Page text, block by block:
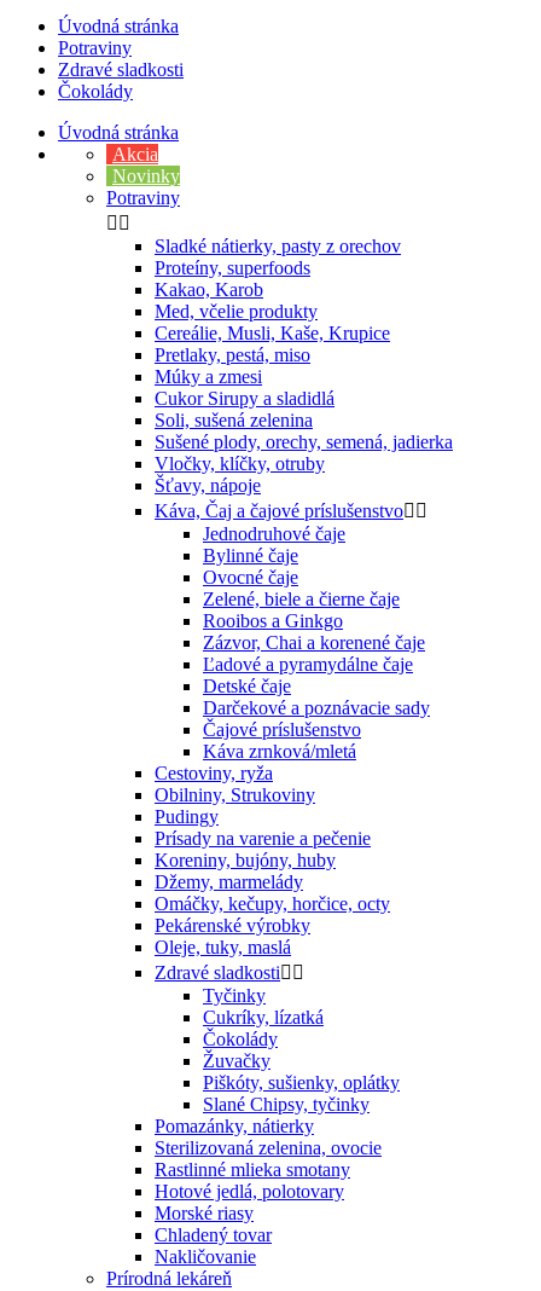
Úvodná stránka
Potraviny
Zdravé sladkosti
Čokolády
Úvodná stránka
Akcia
Novinky
Potraviny
 
Sladké nátierky, pasty z orechov
Proteíny, superfoods
Kakao, Karob
Med, včelie produkty
Cereálie, Musli, Kaše, Krupice
Pretlaky, pestá, miso
Múky a zmesi
Cukor Sirupy a sladidlá
Soli, sušená zelenina
Sušené plody, orechy, semená, jadierka
Vločky, klíčky, otruby
Šťavy, nápoje
Káva, Čaj a čajové príslušenstvo 
Jednodruhové čaje
Bylinné čaje
Ovocné čaje
Zelené, biele a čierne čaje
Rooibos a Ginkgo
Zázvor, Chai a korenené čaje
Ľadové a pyramydálne čaje
Detské čaje
Darčekové a poznávacie sady
Čajové príslušenstvo
Káva zrnková/mletá
Cestoviny, ryža
Obilniny, Strukoviny
Pudingy
Prísady na varenie a pečenie
Koreniny, bujóny, huby
Džemy, marmelády
Omáčky, kečupy, horčice, octy
Pekárenské výrobky
Oleje, tuky, maslá
Zdravé sladkosti 
Tyčinky
Cukríky, lízatká
Čokolády
Žuvačky
Piškóty, sušienky, oplátky
Slané Chipsy, tyčinky
Pomazánky, nátierky
Sterilizovaná zelenina, ovocie
Rastlinné mlieka smotany
Hotové jedlá, polotovary
Morské riasy
Chladený tovar
Nakličovanie
Prírodná lekáreň